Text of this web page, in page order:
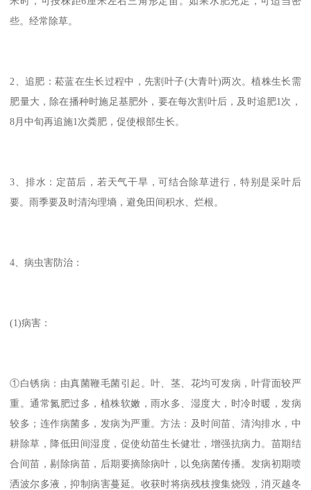
些。经常除草。
2、追肥：菘蓝在生长过程中，先割叶子(大青叶)两次。植株生长需
肥量大，除在播种时施足基肥外，要在每次割叶后，及时追肥1次，
8月中旬再追施1次粪肥，促使根部生长。
3、排水：定苗后，若天气干旱，可结合除草进行，特别是采叶后
要。雨季要及时清沟理墒，避免田间积水、烂根。
4、病虫害防治：
(1)病害：
①白锈病：由真菌鞭毛菌引起。叶、茎、花均可发病，叶背面较严
重。通常氮肥过多，植株软嫩，雨水多、湿度大，时冷时暖，发病
较多；连作病菌多，发病为严重。方法：及时间苗、清沟排水，中
耕除草，降低田间湿度，促使幼苗生长健壮，增强抗病力。苗期结
合间苗，剔除病苗，后期要摘除病叶，以免病菌传播。发病初期喷
洒波尔多液，抑制病害蔓延。收获时将病残枝搜集烧毁，消灭越冬